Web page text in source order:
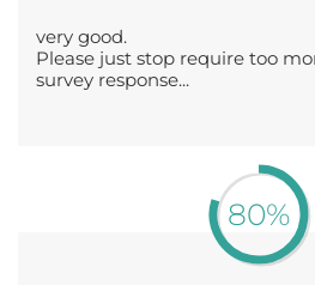
very good.
Please just stop require too
survey response...
80%